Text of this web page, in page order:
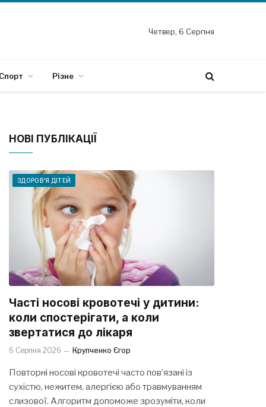
Четвер, 6 Серпня
Спорт Різне
НОВІ ПУБЛІКАЦІЇ
ЗДОРОВ'Я ДІТЕЙ
Часті носові кровотечі у дитини:
коли спостерігати, а коли
звертатися до лікаря
6 Серпня 2026 Крупченко Єгор
Повторні носові кровотечі часто пов’язані із
сухістю, нежитем, алергією або травмуванням
слизової. Алгоритм допоможе зрозуміти, коли